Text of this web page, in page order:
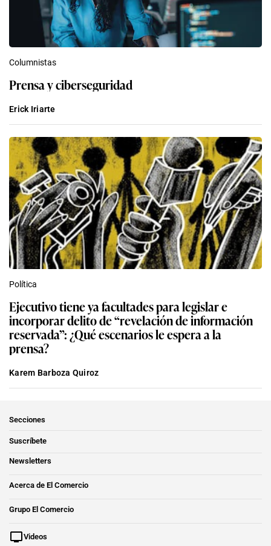
Columnistas
Prensa y ciberseguridad
Erick Iriarte
Política
Ejecutivo tiene ya facultades para legislar e
incorporar delito de “revelación de información
reservada”: ¿Qué escenarios le espera a la
prensa?
Karem Barboza Quiroz
Secciones
Suscríbete
Newsletters
Acerca de El Comercio
Grupo El Comercio
Videos